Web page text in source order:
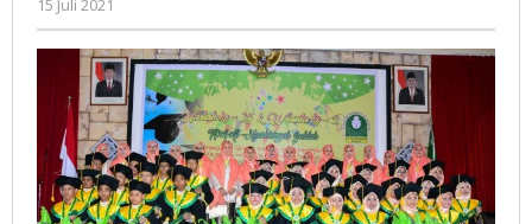
15 Juli 2021
Gatot
Susanto